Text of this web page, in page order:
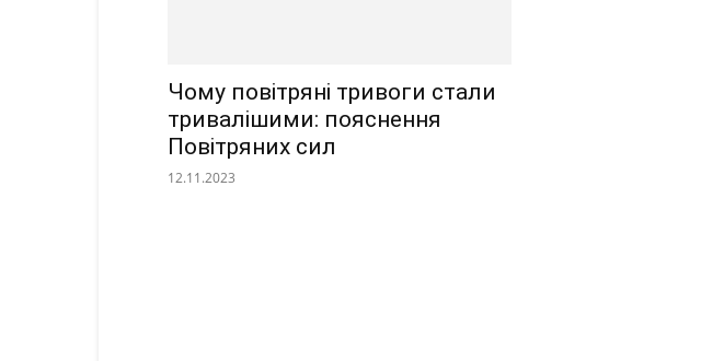
Чому повітряні тривоги стали
тривалішими: пояснення
Повітряних сил
12.11.2023